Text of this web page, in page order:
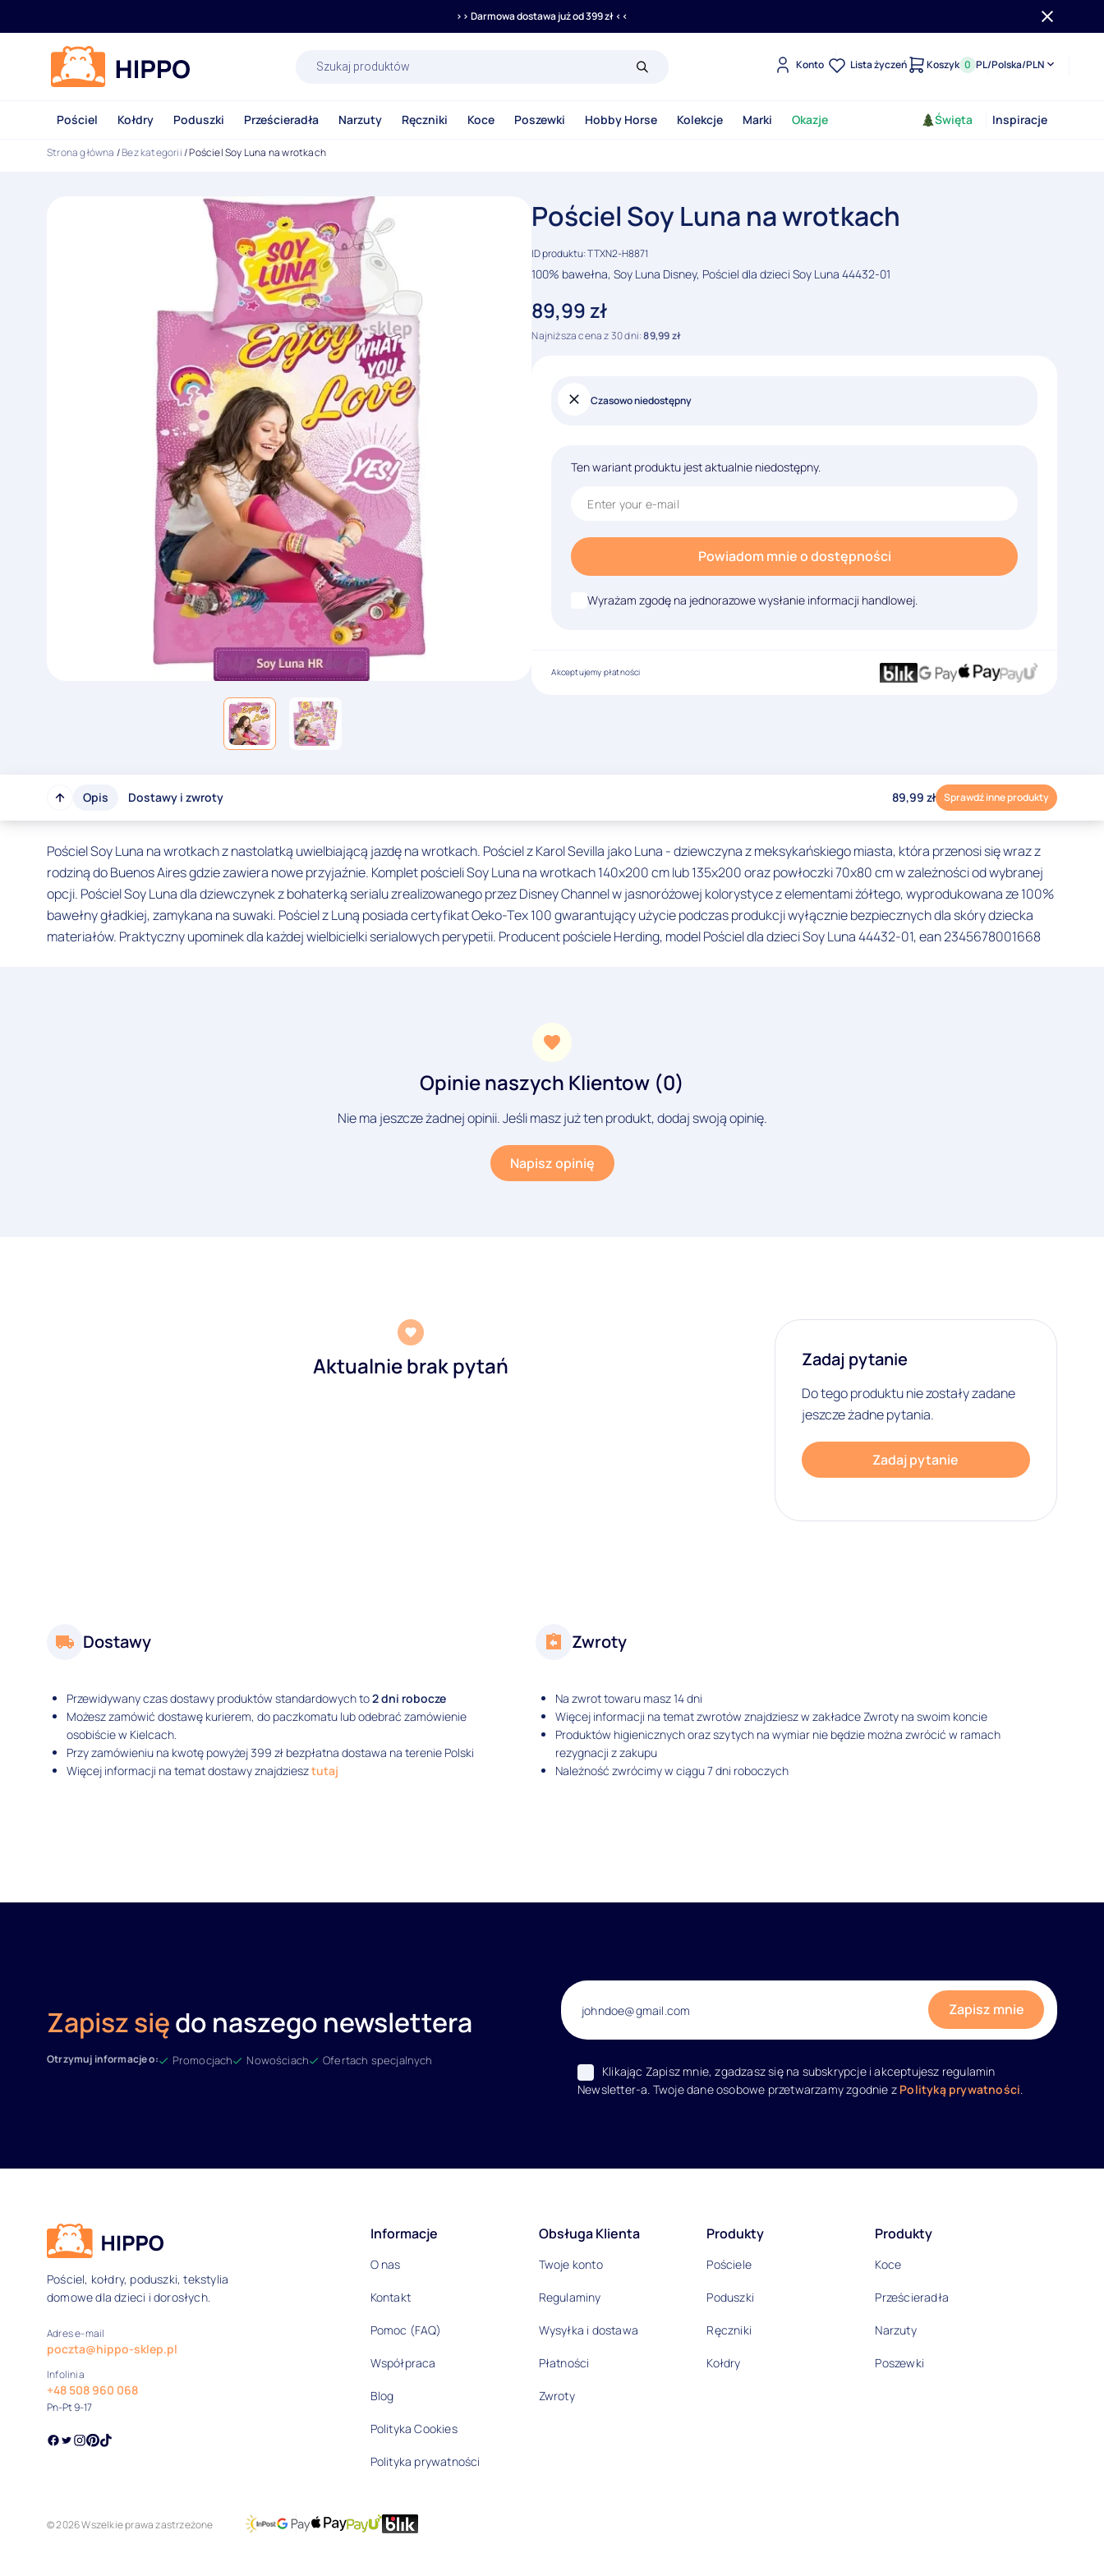
>> Darmowa dostawa już od 399 zł <<
produktów Konto Lista życzeń Koszyk 0 PL/Polska/PLN
Pościel Kołdry Poduszki Prześcieradła Narzuty Ręczniki Koce Poszewki Hobby Horse Kolekcje Marki Okazje Święta Inspiracje
Strona główna /Bez kategorii/ Pościel Soy Luna na wrotkach
Pościel Soy Luna na wrotkach
ID produktu: TTXN2-H8871
100% bawełna, Soy Luna Disney, Pościel dla dzieci Soy Luna 44432-01
89,99zł
Najniższa cena z 30 dni:89,99zł
Czasowo niedostępny
Ten wariant produktu jest aktualnie niedostępny.
Powiadom mnie o dostępności
Wyrażam zgodę na jednorazowe wysłanie informacji handlowej.
Akceptujemy płatności
Opis Dostawy i zwroty 89,99 zł Sprawdź inne produkty
Pościel Soy Luna na wrotkach z nastolatką uwielbiającą jazdę na wrotkach. Pościel z Karol Sevilla jako Luna - dziewczyna z meksykańskiego miasta, która przenosi się wraz z
rodziną do Buenos Aires gdzie zawiera nowe przyjaźnie. Komplet pościeli Soy Luna na wrotkach 140x200 cm lub 135x200 oraz powłoczki 70x80 cm w zależności od wybranej
opcji. Pościel Soy Luna dla dziewczynek z bohaterką serialu zrealizowanego przez Disney Channel w jasnoróżowej kolorystyce z elementami żółtego, wyprodukowana ze 100%
bawełny gładkiej, zamykana na suwaki. Pościel z Luną posiada certyfikat Oeko-Tex 100 gwarantujący użycie podczas produkcji wyłącznie bezpiecznych dla skóry dziecka
materiałów. Praktyczny upominek dla każdej wielbicielki serialowych perypetii. Producent pościele Herding, model Pościel dla dzieci Soy Luna 44432-01, ean 2345678001668
Opinie naszych Klientow (0)
Nie ma jeszcze żadnej opinii. Jeśli masz już ten produkt, dodaj swoją opinię.
Napisz opinię
Aktualnie brak pytań Zadaj pytanie
Do tego produktu nie zostały zadane
jeszcze żadne pytania.
Zadaj pytanie
Dostawy
Przewidywany czas dostawy produktów standardowych to2 dni robocze
Możesz zamówić dostawę kurierem, do paczkomatu lub odebrać zamówienie
osobiście w Kielcach.
Przy zamówieniu na kwotę powyżej 399 zł bezpłatna dostawa na terenie Polski
Więcej informacji na temat dostawy znajdziesztutaj
Zwroty
Na zwrot towaru masz 14 dni
Więcej informacji na temat zwrotów znajdziesz w zakładce Zwroty na swoim koncie
Produktów higienicznych oraz szytych na wymiar nie będzie można zwrócić w ramach
rezygnacji z zakupu
Należność zwrócimy w ciągu 7 dni roboczych
Zapisz siędo naszego newslettera
Otrzymuj informacje o: Promocjach Nowościach Ofertach specjalnych
Klikając Zapisz mnie, zgadzasz się na subskrypcje i akceptujesz regulamin
Newsletter-a. Twoje dane osobowe przetwarzamy zgodnie z Polityką prywatności.
Dane kontaktowe i informacje
Pościel, kołdry, poduszki, tekstylia
domowe dla dzieci i dorosłych.
Adres e-mail
poczta@hippo-sklep.pl
Infolinia
+48 508 960 068
Pn-Pt 9-17
Informacje
O nas
Kontakt
Pomoc (FAQ)
Współpraca
Blog
Polityka Cookies
Polityka prywatności
Obsługa Klienta
Twoje konto
Regulaminy
Wysyłka i dostawa
Płatności
Zwroty
Produkty
Pościele
Poduszki
Ręczniki
Kołdry
Produkty
Koce
Prześcieradła
Narzuty
Poszewki
© 2026 Wszelkie prawa zastrzeżone